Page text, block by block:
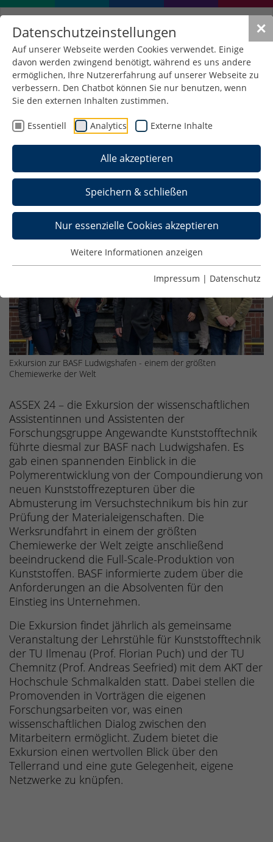
✕
Datenschutzeinstellungen
Auf unserer Webseite werden Cookies verwendet. Einige
davon werden zwingend benötigt, während es uns andere
ermöglichen, Ihre Nutzererfahrung auf unserer Webseite zu
verbessern. Den Chatbot können Sie nur benutzen, wenn
Sie den externen Inhalten zustimmen.
Essentiell Analytics Externe Inhalte
Alle akzeptieren
Speichern & schließen
Nur essenzielle Cookies akzeptieren
Weitere Informationen anzeigen
Impressum | Datenschutz
ASSEX 24 –
Assistentenexkursion
nach Ludwigshafen
04. März 2024 Allgemein , Maschinenbau
Exkursion zur BASF Ludwigshafen - einem der größten
Chemiewerke der Welt
ASSEX 24 – die Exkursion der wissenschaftlichen
Assistentinnen und Assistenten der
Forschungsgruppe Angewandte Kunststofftechnik
führte diesmal zur BASF nach Ludwigshafen. Es
gab einen spannenden Einblick in die
Polymerentwicklung von der Compoundierung von
neuen Kunststoffrezepturen über die
Abmusterung im Versuchstechnikum bis hin zur
Prüfung der Materialeigenschaften. Die
Werksrundfahrt in einem der größten
Chemiewerke der Welt zeigte anschließend
beeindruckend die Full-Scale-Produktion von
Kunststoffen. BASF informierte zudem über die
Anforderungen an die Absolventen für den
Einstieg ins Unternehmen.
Die Exkursion findet jährlich als gemeinsame
Veranstaltung der Lehrstühle für Kunststofftechnik
der TU Ilmenau (Prof. Florian Puch) und der TU
Chemnitz (Prof. Andreas Seefried) mit dem AKT der
Hochschule Schmalkalden statt. Dabei stellen die
Promovenden in Vorträgen die eigenen
Forschungsarbeiten vor, was einen
wissenschaftlichen Dialog zwischen den
Mitarbeitern ermöglicht. Zudem bietet die
Exkursion einen wertvollen Blick über den
Tellerrand und eine gute Gelegenheit, eigene
Netzwerke zu knüpfen.